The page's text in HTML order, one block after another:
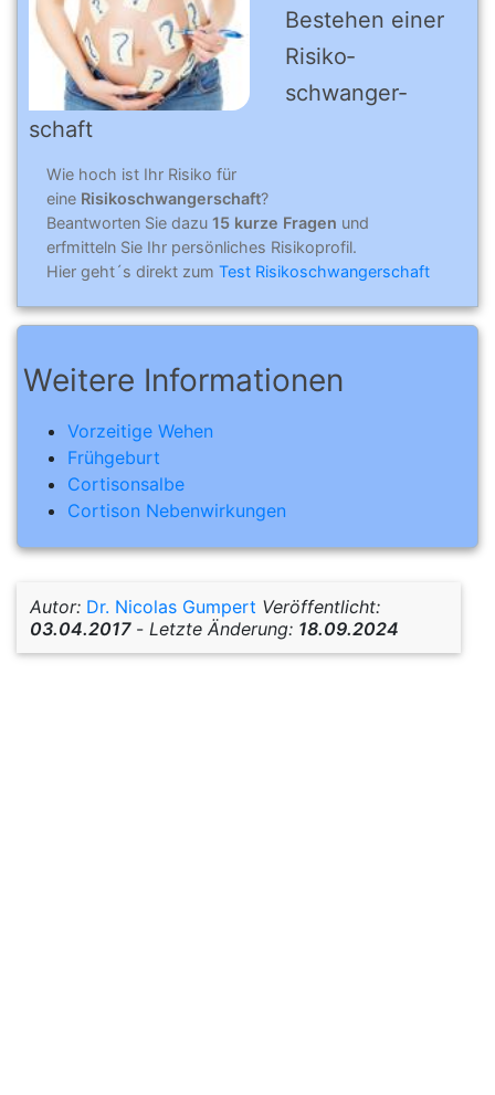
Bestehen einer
Risiko­
schwanger­
schaft
Wie hoch ist Ihr Risiko für
eine Risikoschwangerschaft?
Beantworten Sie dazu 15 kurze Fragen und
erfmitteln Sie Ihr persönliches Risikoprofil.
Hier geht´s direkt zum Test Risikoschwangerschaft
Weitere Informationen
Vorzeitige Wehen
Frühgeburt
Cortisonsalbe
Cortison Nebenwirkungen
Autor: Dr. Nicolas Gumpert Veröffentlicht:
03.04.2017- Letzte Änderung: 18.09.2024